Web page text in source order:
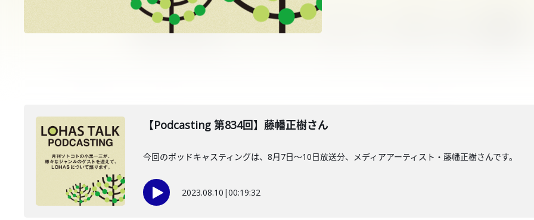
【Podcasting 第834回】藤幡正樹さん
今回のポッドキャスティングは、8月7日〜10日放送分、メディアアーティスト・藤幡正樹さんです。
2023.08.10 |00:19:32